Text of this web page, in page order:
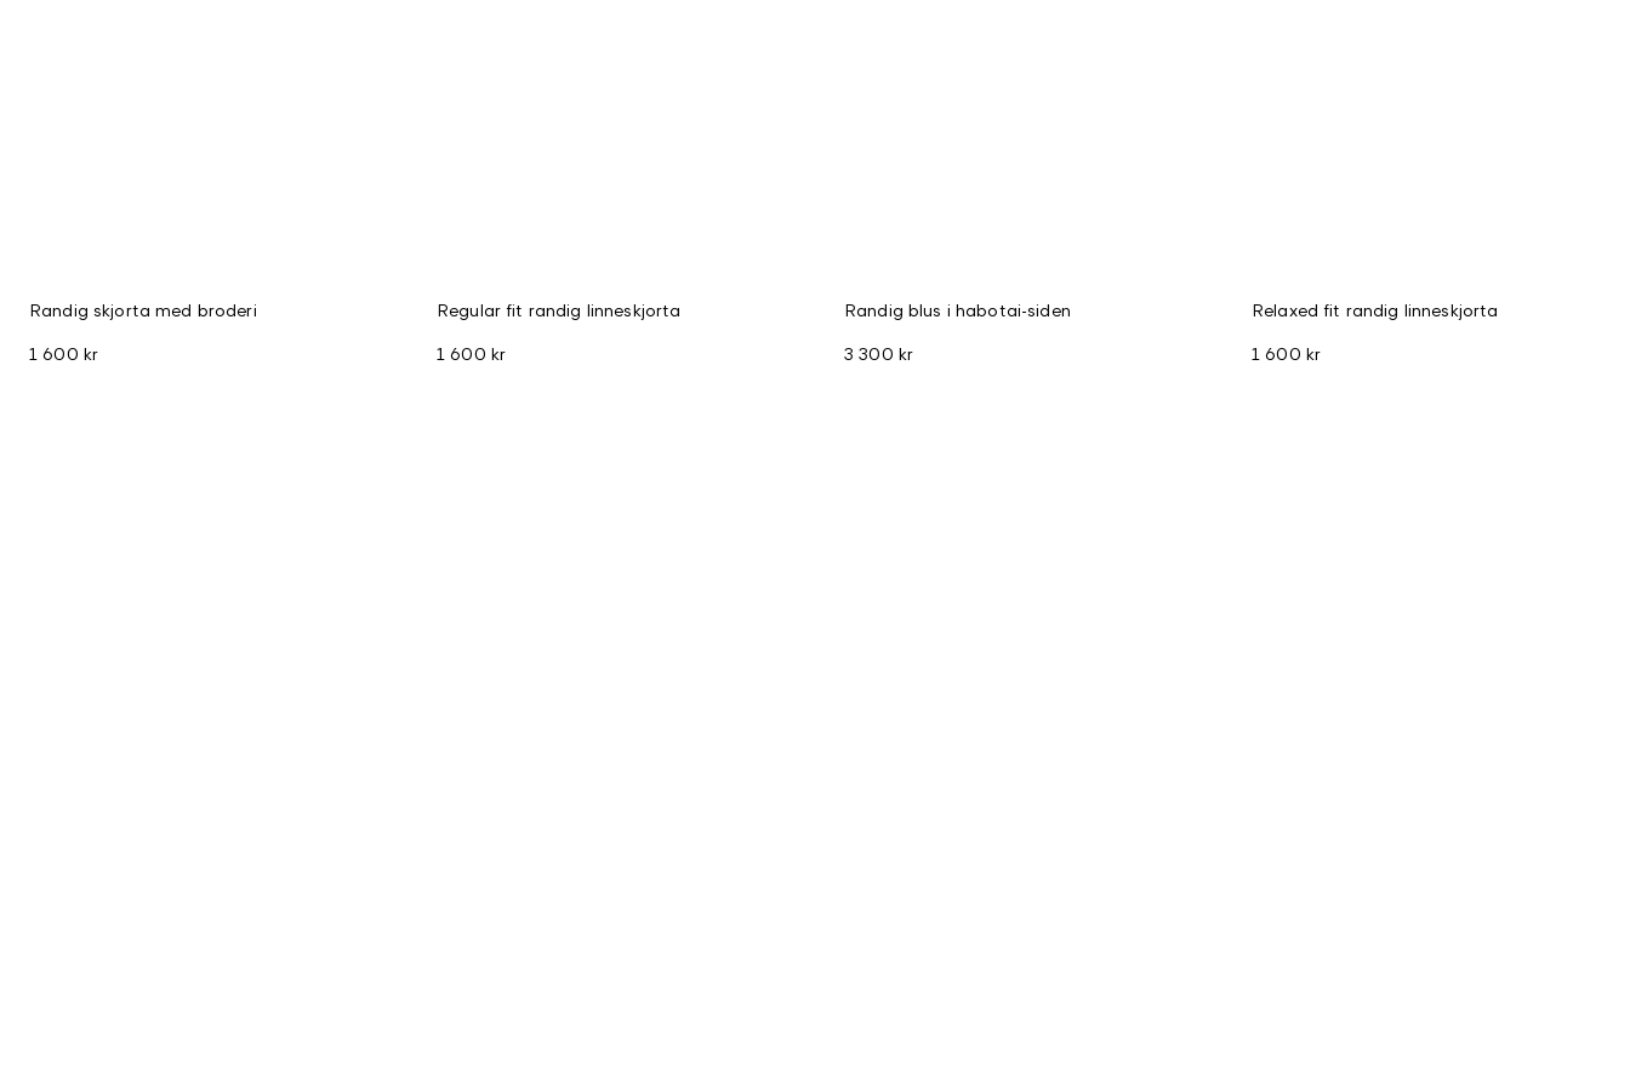
Randig skjorta med broderi
1 600 kr
Regular fit randig linneskjorta
1 600 kr
Randig blus i habotai-siden
3 300 kr
Relaxed fit randig linneskjorta
1 600 kr